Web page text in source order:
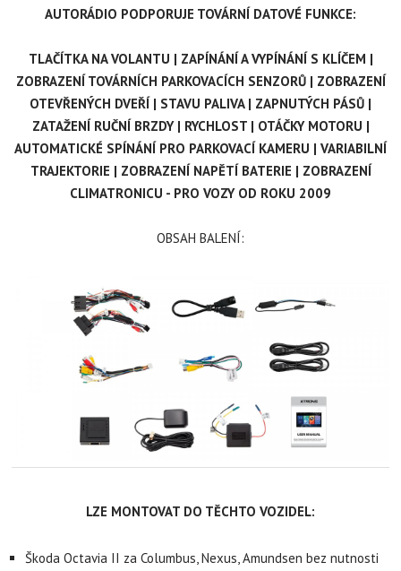
AUTORÁDIO PODPORUJE TOVÁRNÍ DATOVÉ FUNKCE:
TLAČÍTKA NA VOLANTU | ZAPÍNÁNÍ A VYPÍNÁNÍ S KLÍČEM |
ZOBRAZENÍ TOVÁRNÍCH PARKOVACÍCH SENZORŮ | ZOBRAZENÍ
OTEVŘENÝCH DVEŘÍ | STAVU PALIVA | ZAPNUTÝCH PÁSŮ |
ZATAŽENÍ RUČNÍ BRZDY | RYCHLOST | OTÁČKY MOTORU |
AUTOMATICKÉ SPÍNÁNÍ PRO PARKOVACÍ KAMERU | VARIABILNÍ
TRAJEKTORIE | ZOBRAZENÍ NAPĚTÍ BATERIE | ZOBRAZENÍ
CLIMATRONICU - PRO VOZY OD ROKU 2009
OBSAH BALENÍ:
LZE MONTOVAT DO TĚCHTO VOZIDEL:
Škoda Octavia II za Columbus, Nexus, Amundsen bez nutnosti